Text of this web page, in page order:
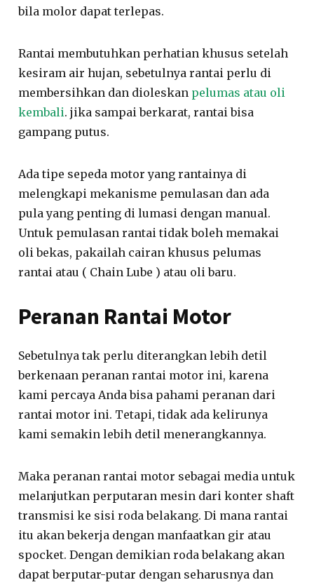
bila molor dapat terlepas.
Rantai membutuhkan perhatian khusus setelah
kesiram air hujan, sebetulnya rantai perlu di
membersihkan dan dioleskan pelumas atau oli
kembali. jika sampai berkarat, rantai bisa
gampang putus.
Ada tipe sepeda motor yang rantainya di
melengkapi mekanisme pemulasan dan ada
pula yang penting di lumasi dengan manual.
Untuk pemulasan rantai tidak boleh memakai
oli bekas, pakailah cairan khusus pelumas
rantai atau ( Chain Lube ) atau oli baru.
Peranan Rantai Motor
Sebetulnya tak perlu diterangkan lebih detil
berkenaan peranan rantai motor ini, karena
kami percaya Anda bisa pahami peranan dari
rantai motor ini. Tetapi, tidak ada kelirunya
kami semakin lebih detil menerangkannya.
Maka peranan rantai motor sebagai media untuk
melanjutkan perputaran mesin dari konter shaft
transmisi ke sisi roda belakang. Di mana rantai
itu akan bekerja dengan manfaatkan gir atau
spocket. Dengan demikian roda belakang akan
dapat berputar-putar dengan seharusnya dan